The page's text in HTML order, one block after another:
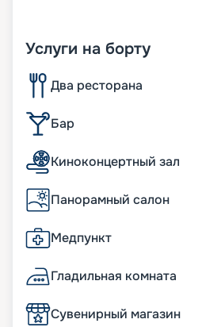
Услуги на борту
Два ресторана
Бар
Киноконцертный зал
Панорамный салон
Медпункт
Гладильная комната
Сувенирный магазин